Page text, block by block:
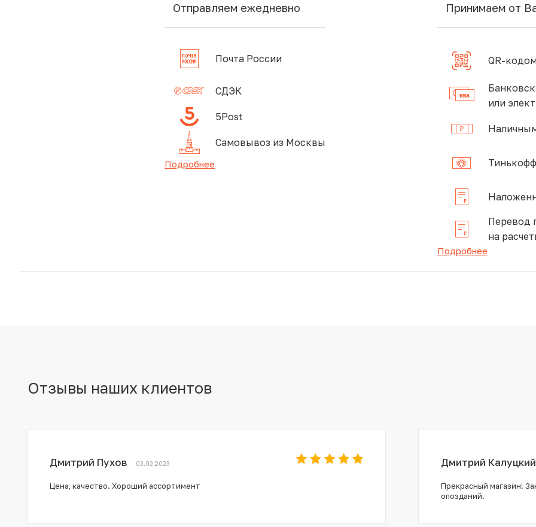
Отправляем ежедневно
Почта России
СДЭК
5Post
Самовывоз из Москвы
Подробнее
Принимаем от
QR-
или
Перевод
на
Подробнее
Отзывы наших клиентов
Дмитрий Пухов 03.02.2023
Цена, качество. Хороший ассортимент
Дмитрий Калуцкий
Прекрасный магазин!
опозданий.